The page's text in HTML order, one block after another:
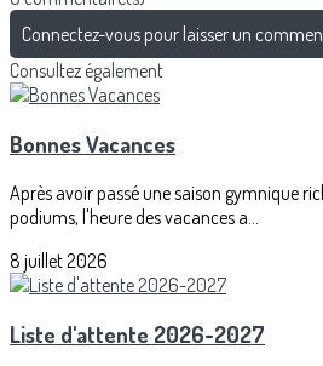
Connectez-vous pour laisser un
Consultez également
Bonnes Vacances
Après avoir passé une saison gymnique
podiums, l'heure des vacances a...
8 juillet 2026
Liste d'attente 2026-2027